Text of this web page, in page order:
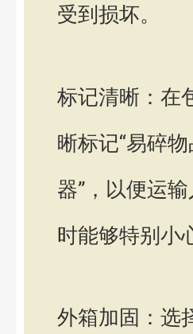
受到损坏。
标记清晰：在
晰标记“易碎物
器”，以便运
时能够特别小
外箱加固：选